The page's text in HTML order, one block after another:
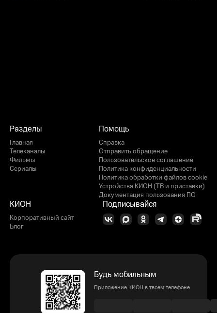
Разделы
Главная
Телеканалы
Фильмы
Сериалы
Помощь
Справка
Отправить обращение
Пользовательское соглашение
Политика конфиденциальности
Политика обработки файлов cookie
Устройства КИОН (ТВ и приставки)
Документация пользования ПО
КИОН
Корпоративный сайт
Блог
Подписывайся
Будь мобильным
Приложение КИОН в твоем телефоне